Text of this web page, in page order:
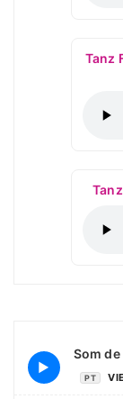
Tanz
▶
Som
PT